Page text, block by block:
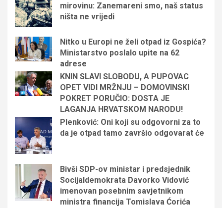
mirovinu: Zanemareni smo, naš status
ništa ne vrijedi
Nitko u Europi ne želi otpad iz Gospića?
Ministarstvo poslalo upite na 62
adrese
KNIN SLAVI SLOBODU, A PUPOVAC
OPET VIDI MRŽNJU – DOMOVINSKI
POKRET PORUČIO: DOSTA JE
LAGANJA HRVATSKOM NARODU!
Plenković: Oni koji su odgovorni za to
da je otpad tamo završio odgovarat će
Bivši SDP-ov ministar i predsjednik
Socijaldemokrata Davorko Vidović
imenovan posebnim savjetnikom
ministra financija Tomislava Ćorića